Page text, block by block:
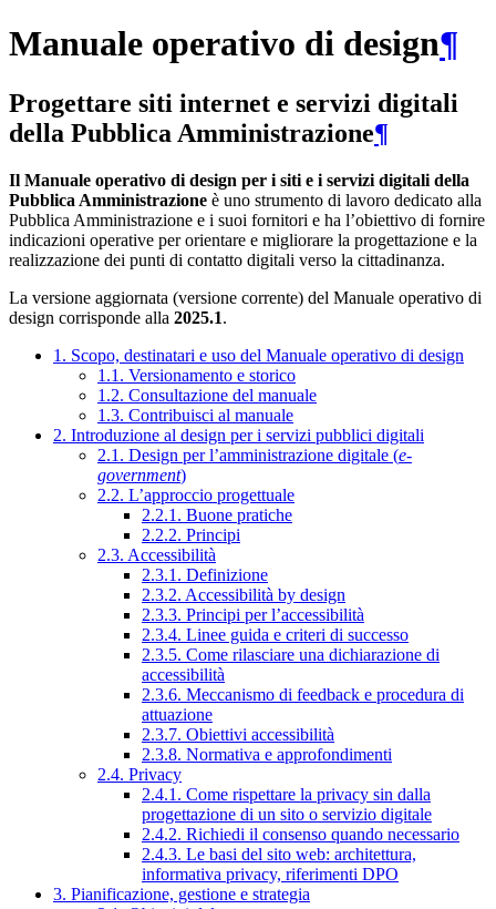
Manuale operativo di design¶
Progettare siti internet e servizi digitali
della Pubblica Amministrazione¶
Il Manuale operativo di design per i siti e i servizi digitali della
Pubblica Amministrazione è uno strumento di lavoro dedicato alla
Pubblica Amministrazione e i suoi fornitori e ha l’obiettivo di fornire
indicazioni operative per orientare e migliorare la progettazione e la
realizzazione dei punti di contatto digitali verso la cittadinanza.
La versione aggiornata (versione corrente) del Manuale operativo di
design corrisponde alla 2025.1.
1. Scopo, destinatari e uso del Manuale operativo di design
1.1. Versionamento e storico
1.2. Consultazione del manuale
1.3. Contribuisci al manuale
2. Introduzione al design per i servizi pubblici digitali
2.1. Design per l’amministrazione digitale (e-
government)
2.2. L’approccio progettuale
2.2.1. Buone pratiche
2.2.2. Principi
2.3. Accessibilità
2.3.1. Definizione
2.3.2. Accessibilità by design
2.3.3. Principi per l’accessibilità
2.3.4. Linee guida e criteri di successo
2.3.5. Come rilasciare una dichiarazione di
accessibilità
2.3.6. Meccanismo di feedback e procedura di
attuazione
2.3.7. Obiettivi accessibilità
2.3.8. Normativa e approfondimenti
2.4. Privacy
2.4.1. Come rispettare la privacy sin dalla
progettazione di un sito o servizio digitale
2.4.2. Richiedi il consenso quando necessario
2.4.3. Le basi del sito web: architettura,
informativa privacy, riferimenti DPO
3. Pianificazione, gestione e strategia